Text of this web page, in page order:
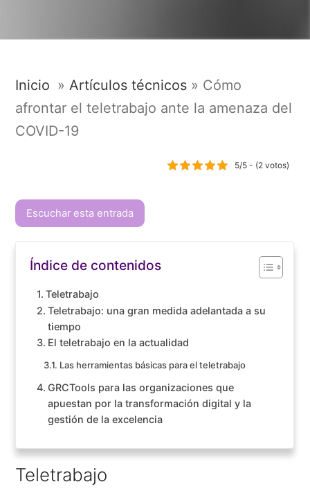
Inicio »Artículos técnicos » Cómo
afrontar el teletrabajo ante la amenaza del
COVID-19
5/5 - (2 votos)
Escuchar esta entrada
Índice de contenidos
Teletrabajo
Teletrabajo: una gran medida adelantada a su
tiempo
El teletrabajo en la actualidad
Las herramientas básicas para el teletrabajo
GRCTools para las organizaciones que
apuestan por la transformación digital y la
gestión de la excelencia
Teletrabajo